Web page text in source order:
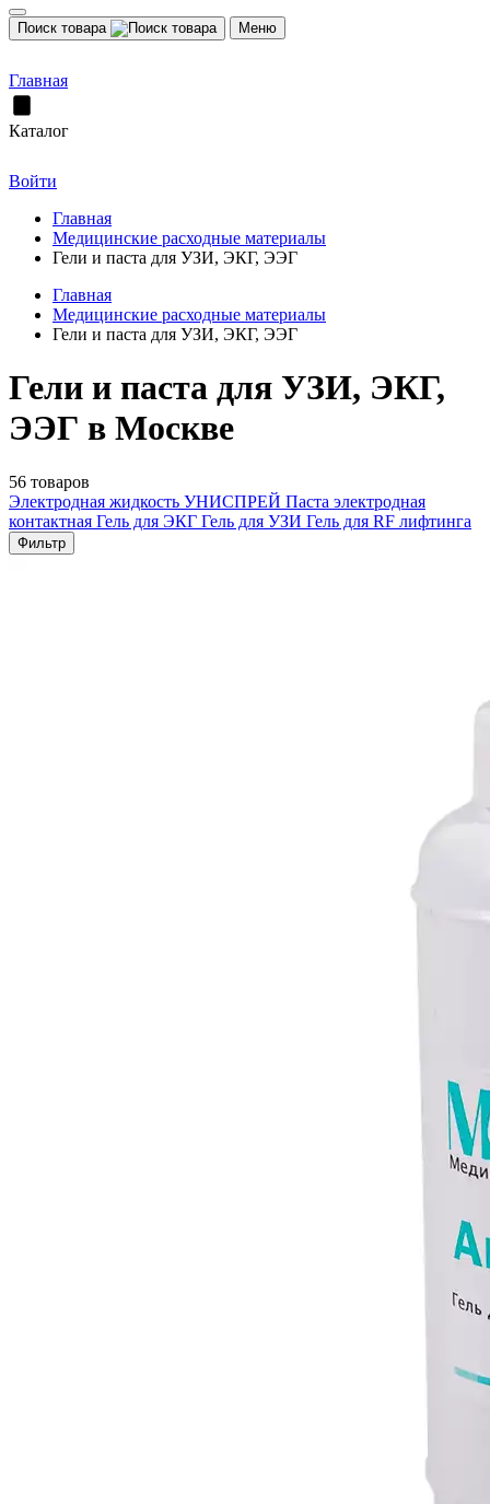
Поиск товара Меню
Главная
Каталог
Войти
Главная
Медицинские расходные материалы
Гели и паста для УЗИ, ЭКГ, ЭЭГ
Главная
Медицинские расходные материалы
Гели и паста для УЗИ, ЭКГ, ЭЭГ
Гели и паста для УЗИ, ЭКГ,
ЭЭГ в Москве
56 товаров
Электродная жидкость УНИСПРЕЙ Паста электродная
контактная Гель для ЭКГ Гель для УЗИ Гель для RF лифтинга
Фильтр